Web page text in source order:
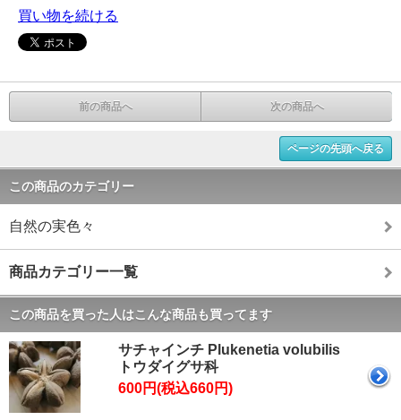
買い物を続ける
前の商品へ 次の商品へ
ページの先頭へ戻る
この商品のカテゴリー
自然の実色々
商品カテゴリー一覧
この商品を買った人はこんな商品も買ってます
サチャインチ Plukenetia volubilis
トウダイグサ科
600円(税込660円)